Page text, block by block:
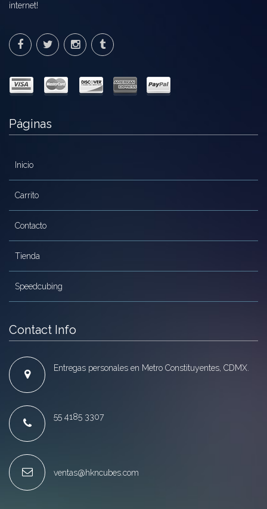
internet!
Páginas
Inicio
Carrito
Contacto
Tienda
Speedcubing
Contact Info
Entregas personales en Metro Constituyentes, CDMX.
55 4185 3307
ventas@hkncubes.com